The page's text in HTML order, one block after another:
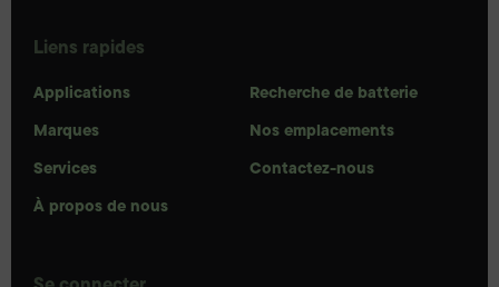
Liens rapides
Applications
Marques
Services
À propos de nous
Recherche de batterie
Nos emplacements
Contactez-nous